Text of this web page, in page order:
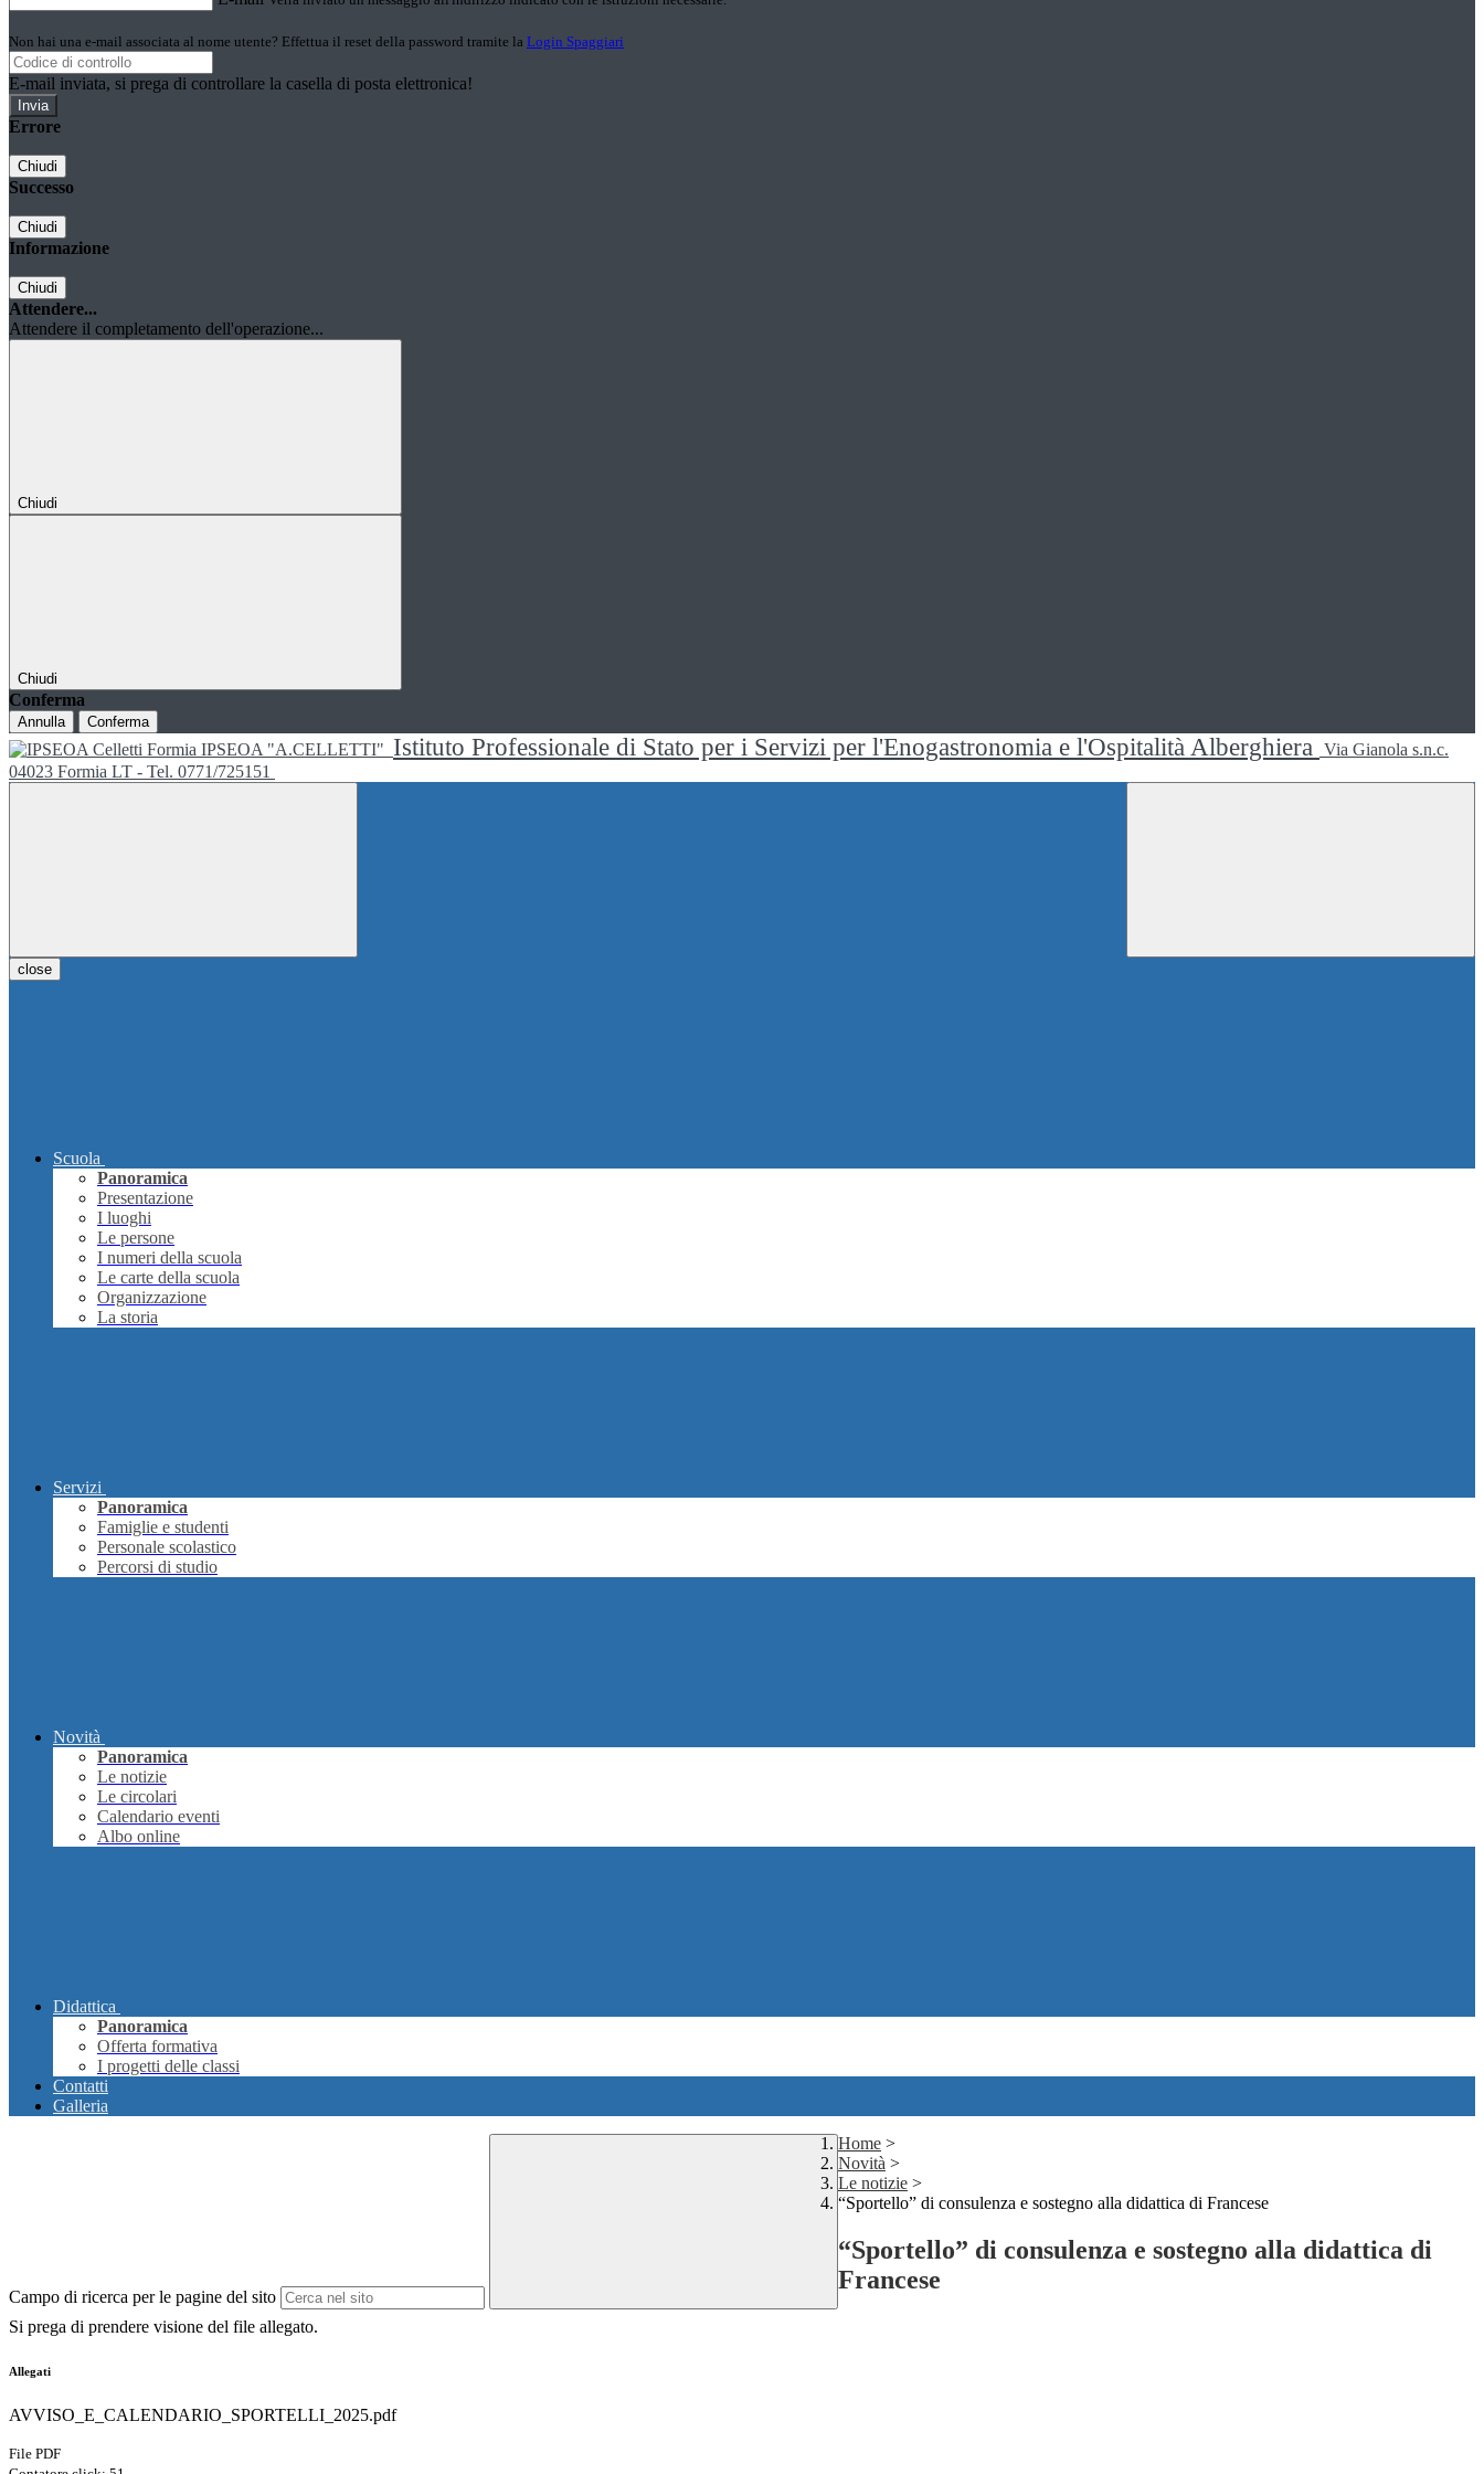
Non hai una e-mail associata al nome utente? Effettua il reset della password tramite la Login Spaggiari
E-mail inviata, si prega di controllare la casella di posta elettronica!
Errore
Chiudi
Successo
Chiudi
Informazione
Chiudi
Attendere...
Attendere il completamento dell'operazione...
Chiudi
Chiudi
Conferma
Annulla Conferma
IPSEOA "A.CELLETTI" Istituto Professionale di Stato per i Servizi per l'Enogastronomia e l'Ospitalità Alberghiera Via Gianola s.n.c.
04023 Formia LT - Tel. 0771/725151
close
Scuola
Panoramica
Presentazione
I luoghi
Le persone
I numeri della scuola
Le carte della scuola
Organizzazione
La storia
Servizi
Panoramica
Famiglie e studenti
Personale scolastico
Percorsi di studio
Novità
Panoramica
Le notizie
Le circolari
Calendario eventi
Albo online
Didattica
Panoramica
Offerta formativa
I progetti delle classi
Contatti
Galleria
Campo di ricerca per le pagine del sito
Home >
Novità >
Le notizie >
“Sportello” di consulenza e sostegno alla didattica di Francese
“Sportello” di consulenza e sostegno alla didattica di
Francese
Si prega di prendere visione del file allegato.
Allegati
AVVISO_E_CALENDARIO_SPORTELLI_2025.pdf
File PDF